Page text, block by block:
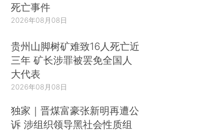
死亡事件
2026年08月08日
贵州山脚树矿难致16人死亡近
三年 矿长涉罪被罢免全国人
大代表
2026年08月08日
独家｜晋煤富豪张新明再遭公
诉 涉组织领导黑社会性质组